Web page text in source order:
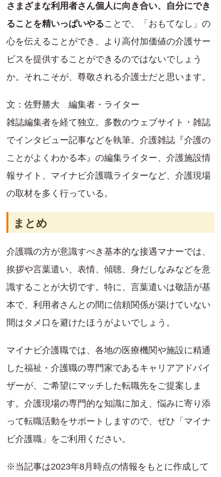
さまざまな利用者さん個人に向き合い、自分にでき
ることを精いっぱいやることで、「おもてなし」の
心を伝えることができ、より高付加価値の介護サー
ビスを提供することができるのではないでしょう
か。それこそが、尊敬される介護士だと思います。
文：佐野勝大 編集者・ライター
雑誌編集者を経て独立。多数のウェブサイト・雑誌
でインタビュー記事などを執筆。介護雑誌『介護の
ことがよくわかる本』の編集ライター、介護施設情
報サイト、マイナビ介護職ライターなど、介護現場
の取材を多く行っている。
まとめ
介護職の方が意識すべき基本的な接遇マナーでは、
挨拶や言葉遣い、表情、傾聴、身だしなみなどを意
識することが大切です。特に、言葉遣いは敬語が基
本で、利用者さんとの間に信頼関係が築けていない
間はタメ口を避けたほうがよいでしょう。
マイナビ介護職では、各地の医療機関や施設に精通
した福祉・介護職の専門家であるキャリアアドバイ
ザーが、ご希望にマッチした転職先をご提案しま
す。介護現場の専門的な知識に加え、悩みに寄り添
って転職活動をサポートしますので、ぜひ「マイナ
ビ介護職」をご利用ください。
※当記事は2023年8月時点の情報をもとに作成して